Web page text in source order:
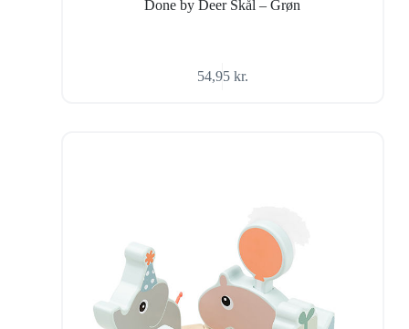
Done by Deer Skål – Grøn
54,95 kr.